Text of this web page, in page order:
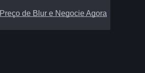
de Blur e Negocie Agora